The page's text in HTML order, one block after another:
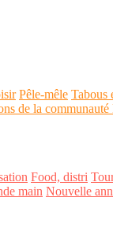
Pêle-mêle Tabous
de la
Food, distri
main Nouvelle